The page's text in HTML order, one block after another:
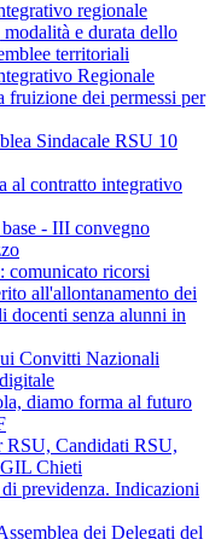
regionale
e durata dello
territoriali
Regionale
fruizione dei permessi per
Sindacale RSU 10
al contratto integrativo
- III convegno
comunicato ricorsi
all'allontanamento dei
docenti senza alunni in
Convitti Nazionali
diamo forma al futuro
RSU, Candidati RSU,
Chieti
previdenza. Indicazioni
dei Delegati del